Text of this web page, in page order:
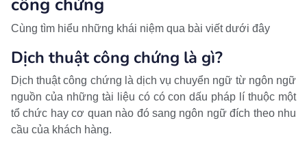
Cùng tìm hiểu những khái niệm qua bài viết dưới đây
Dịch thuật công chứng là gì?
Dịch thuật công chứng là dịch vụ chuyển ngữ từ ngôn ngữ
nguồn của những tài liệu có có con dấu pháp lí thuộc một
tổ chức hay cơ quan nào đó sang ngôn ngữ đích theo nhu
cầu của khách hàng.